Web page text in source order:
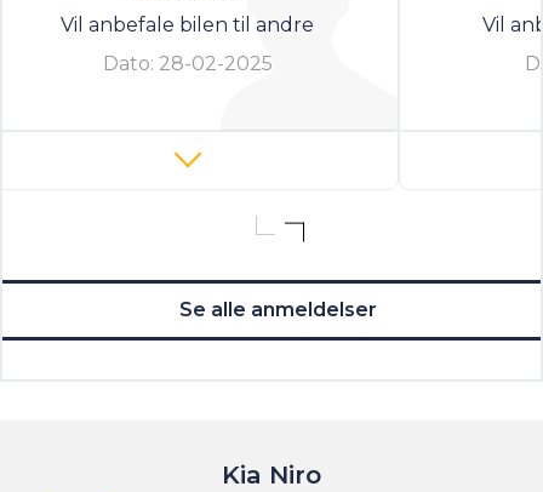
Vil anbefale bilen til andre
Dato: 28-02-2025
Vil
Se alle anmeldelser
Kia Niro